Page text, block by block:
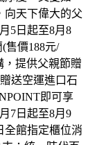
向天下偉大的父
5日起至8月8
售價188元/
，提供父親節贈
送空運進口石
即可享
7日起至8月9
全館指定櫃位消